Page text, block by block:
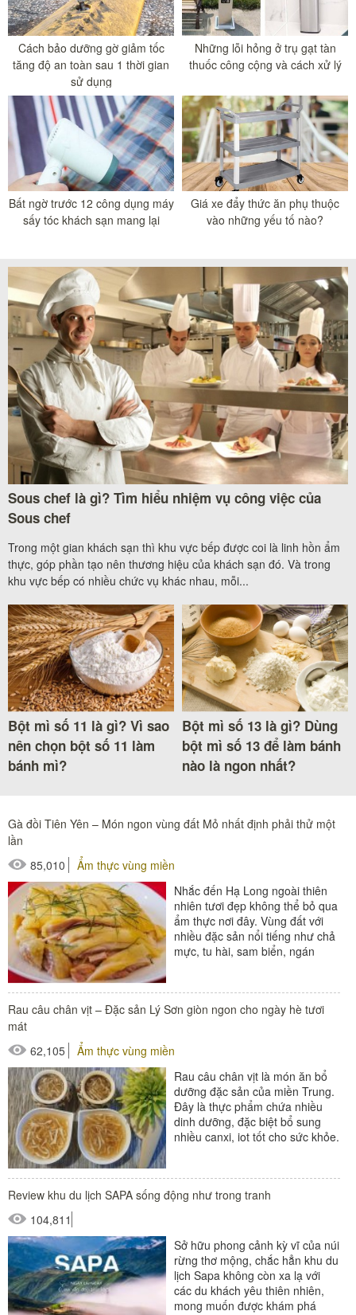
Cách bảo dưỡng gờ giảm tốc
tăng độ an toàn sau 1 thời gian
sử dụng
Những lỗi hỏng ở trụ gạt tàn
thuốc công cộng và cách xử lý
Bất ngờ trước 12 công dụng máy
sấy tóc khách sạn mang lại
Giá xe đẩy thức ăn phụ thuộc
vào những yếu tố nào?
Sous chef là gì? Tìm hiểu nhiệm vụ công việc của
Sous chef
Trong một gian khách sạn thì khu vực bếp được coi là linh hồn ẩm
thực, góp phần tạo nên thương hiệu của khách sạn đó. Và trong
khu vực bếp có nhiều chức vụ khác nhau, mỗi...
Bột mì số 11 là gì? Vì sao
nên chọn bột số 11 làm
bánh mì?
Bột mì số 13 là gì? Dùng
bột mì số 13 để làm bánh
nào là ngon nhất?
Gà đồi Tiên Yên – Món ngon vùng đất Mỏ nhất định phải thử một
lần
85,010
Ẩm thực vùng miền
Nhắc đến Hạ Long ngoài thiên
nhiên tươi đẹp không thể bỏ qua
ẩm thực nơi đây. Vùng đất với
nhiều đặc sản nổi tiếng như chả
mực, tu hài, sam biển, ngán
Rau câu chân vịt – Đặc sản Lý Sơn giòn ngon cho ngày hè tươi
mát
62,105
Ẩm thực vùng miền
Rau câu chân vịt là món ăn bổ
dưỡng đặc sản của miền Trung.
Đây là thực phẩm chứa nhiều
dinh dưỡng, đặc biệt bổ sung
nhiều canxi, iot tốt cho sức khỏe.
Review khu du lịch SAPA sống động như trong tranh
104,811
Sở hữu phong cảnh kỳ vĩ của núi
rừng thơ mộng, chắc hẳn khu du
lịch Sapa không còn xa lạ với
các du khách yêu thiên nhiên,
mong muốn được khám phá